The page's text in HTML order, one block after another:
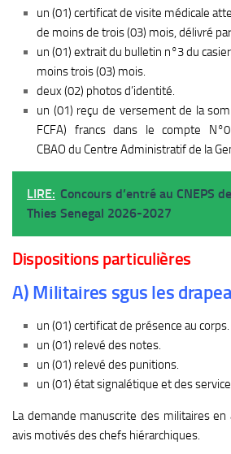
un (01) certificat de visite médicale
de moins de trois (03) mois, délivré
un (01) extrait du bulletin n°3 du
moins trois (03) mois.
deux (02) photos d’identité.
un (01) reçu de versement de la
FCFA) francs dans le compte
CBAO du Centre Administratif de la
LIRE: Concours d’entré au CNEPS de
Thies Senegal 2026-2027
Dispositions particulières
A) Militaires sgus les
un (01) certificat de présence au corps.
un (01) relevé des notes.
un (01) relevé des punitions.
un (01) état signalétique et des
La demande manuscrite des militaires
avis motivés des chefs hiérarchiques.